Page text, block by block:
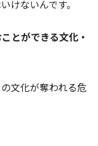
けないんです。
とができる文化・
文化が奪われる危